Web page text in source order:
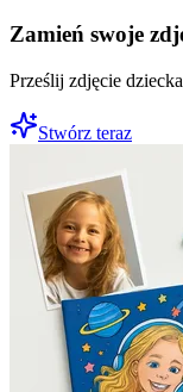
Zamień swoje
Prześlij zdjęcie
Stwórz teraz